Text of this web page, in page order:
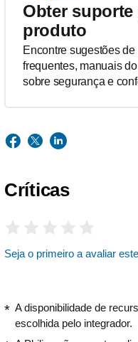
Obter suporte
produto
Encontre sugestões
frequentes, manuais
sobre segurança e
Críticas
Seja o primeiro a avaliar
A disponibilidade de
escolhida pelo integrador.